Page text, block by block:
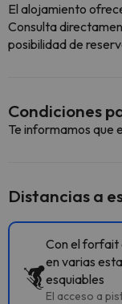
El alojamiento
Consulta
posibilidad de
Condiciones
Te informamos que
Distancias a
Con el forfait
en varias
esquiables
El acceso a